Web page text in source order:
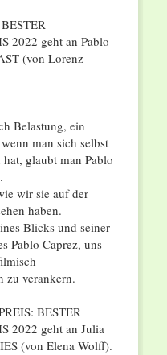
2022 geht an Pablo
(von Lorenz
Belastung, ein
man sich selbst
glaubt man Pablo
wir sie auf der
haben.
Blicks und seiner
Pablo Caprez, uns
zu verankern.
BESTER
2022 geht an Julia
(von Elena Wolff).